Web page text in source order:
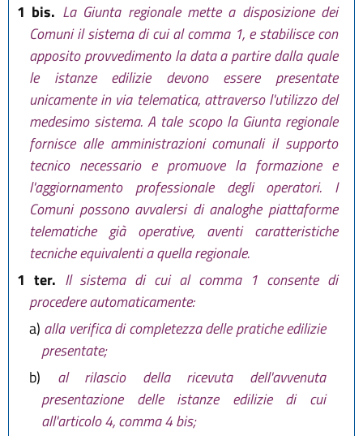
1 bis. La Giunta regionale mette a disposizione dei
Comuni il sistema di cui al comma 1, e stabilisce con
apposito provvedimento la data a partire dalla quale
le istanze edilizie devono essere presentate
unicamente in via telematica, attraverso l'utilizzo del
medesimo sistema. A tale scopo la Giunta regionale
fornisce alle amministrazioni comunali il supporto
tecnico necessario e promuove la formazione e
l'aggiornamento professionale degli operatori. I
Comuni possono avvalersi di analoghe piattaforme
telematiche già operative, aventi caratteristiche
tecniche equivalenti a quella regionale.
1 ter. Il sistema di cui al comma 1 consente di
procedere automaticamente:
a) alla verifica di completezza delle pratiche edilizie
presentate;
b)
al rilascio della ricevuta dell'avvenuta
presentazione delle istanze edilizie di cui
all'articolo 4, comma 4 bis;